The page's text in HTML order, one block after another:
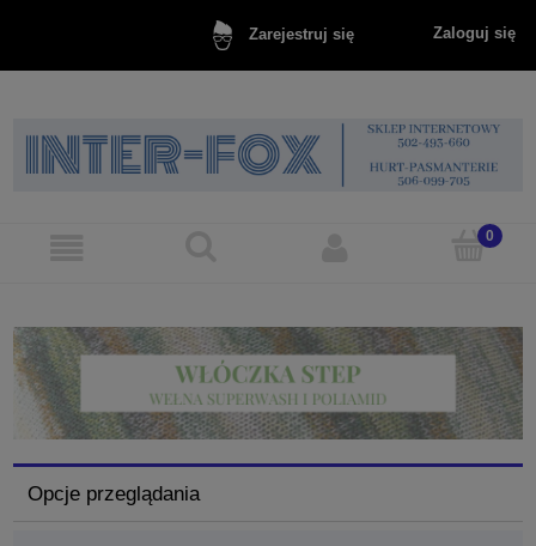
Zarejestruj się Zaloguj się
Opcje przeglądania